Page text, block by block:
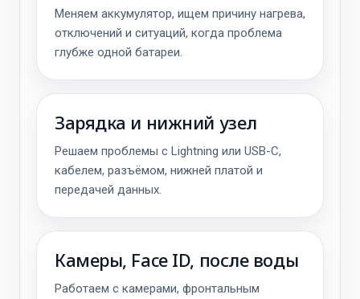
Меняем аккумулятор, ищем причину нагрева,
отключений и ситуаций, когда проблема
глубже одной батареи.
Зарядка и нижний узел
Решаем проблемы с Lightning или USB-C,
кабелем, разъёмом, нижней платой и
передачей данных.
Камеры, Face ID, после воды
Работаем с камерами, фронтальным